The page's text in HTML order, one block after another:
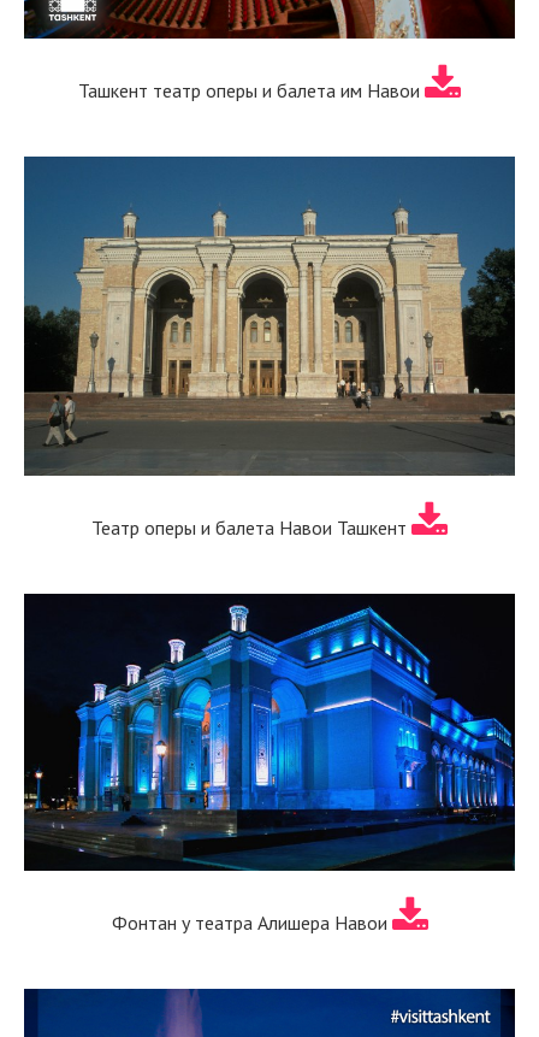
Ташкент театр оперы и балета им Навои
Театр оперы и балета Навои Ташкент
Фонтан у театра Алишера Навои